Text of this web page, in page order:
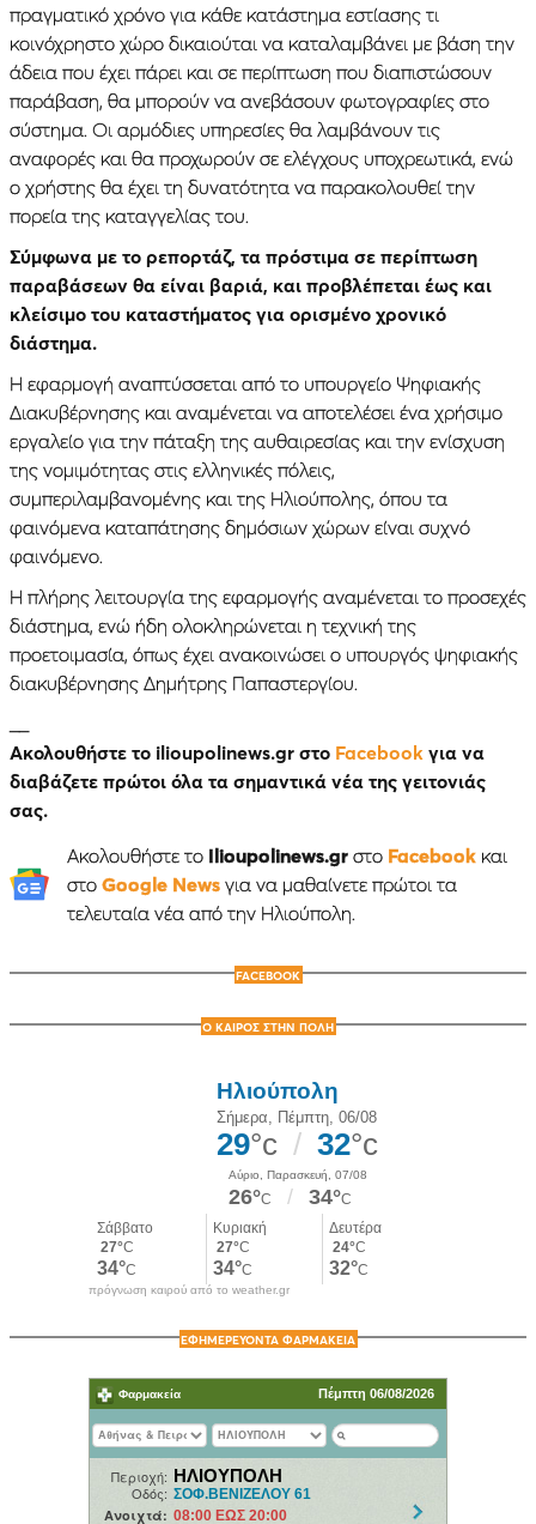
πραγματικό χρόνο για κάθε κατάστημα εστίασης τι
κοινόχρηστο χώρο δικαιούται να καταλαμβάνει με βάση την
άδεια που έχει πάρει και σε περίπτωση που διαπιστώσουν
παράβαση, θα μπορούν να ανεβάσουν φωτογραφίες στο
σύστημα. Οι αρμόδιες υπηρεσίες θα λαμβάνουν τις
αναφορές και θα προχωρούν σε ελέγχους υποχρεωτικά, ενώ
ο χρήστης θα έχει τη δυνατότητα να παρακολουθεί την
πορεία της καταγγελίας του.
Σύμφωνα με το ρεπορτάζ, τα πρόστιμα σε περίπτωση
παραβάσεων θα είναι βαριά, και προβλέπεται έως και
κλείσιμο του καταστήματος για ορισμένο χρονικό
διάστημα.
Η εφαρμογή αναπτύσσεται από το υπουργείο Ψηφιακής
Διακυβέρνησης και αναμένεται να αποτελέσει ένα χρήσιμο
εργαλείο για την πάταξη της αυθαιρεσίας και την ενίσχυση
της νομιμότητας στις ελληνικές πόλεις,
συμπεριλαμβανομένης και της Ηλιούπολης, όπου τα
φαινόμενα καταπάτησης δημόσιων χώρων είναι συχνό
φαινόμενο.
Η πλήρης λειτουργία της εφαρμογής αναμένεται το προσεχές
διάστημα, ενώ ήδη ολοκληρώνεται η τεχνική της
προετοιμασία, όπως έχει ανακοινώσει ο υπουργός ψηφιακής
διακυβέρνησης Δημήτρης Παπαστεργίου.
Ακολουθήστε το ilioupolinews.gr στο Facebook για να
διαβάζετε πρώτοι όλα τα σημαντικά νέα της γειτονιάς
σας.
Ακολουθήστε το Ilioupolinews.grστο Facebookκαι
στο Google Newsγια να μαθαίνετε πρώτοι τα
τελευταία νέα από την Ηλιούπολη.
FACEBOOK
Ο ΚΑΙΡΟΣ ΣΤΗΝ ΠΟΛΗ
πρόγνωση καιρού από το weather.gr
ΕΦΗΜΕΡΕΥΟΝΤΑ ΦΑΡΜΑΚΕΙΑ